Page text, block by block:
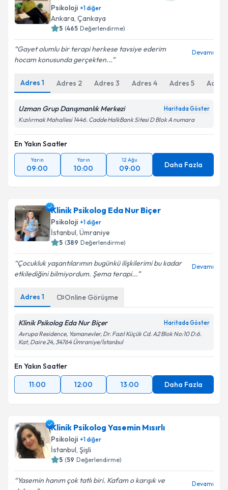
Kişisel verilerimin işlenmesine ilişkinAydınlatma
Metni'ni okudum ve kişisel verilerimin belirtilen
kapsamda işlenmesini kabul ediyorum.
Takvim Talebini Gönder
Psikoloji +1diğer
Ankara, Çankaya
5 (465 Değerlendirme)
Gayet olumlu bir terapi herkese tavsiye ederim
hocam konusunda gerçekten...
Devamı
Adres 1 Adres 2 Adres 3 Adres 4 Adres 5 Adres
Uzman Grup Danışmanlık Merkezi Haritada Göster
Kızılırmak Mahallesi 1446. Cadde HalkBank Sitesi D Blok A numara
En Yakın Saatler
Yarın
09:00
Yarın
10:00
12 Ağu
09:00 Daha Fazla
Klinik Psikolog Eda Nur Biçer
Psikoloji +1diğer
İstanbul, Ümraniye
5 (389 Değerlendirme)
Çocukluk yaşantılarımın bugünkü ilişkilerimi bu kadar
etkilediğini bilmiyordum. Şema terapi...
Devamı
Adres 1 Online Görüşme
Klinik Psikolog Eda Nur Biçer Haritada Göster
Avrupa Residence, Yamanevler, Dr. Fazıl Küçük Cd. A2 Blok No:10 D:6.
Kat, Daire 24, 34764 Ümraniye/İstanbul
En Yakın Saatler
11:00
12:00 13:00 Daha Fazla
Klinik Psikolog Yasemin Mısırlı
Psikoloji +1diğer
İstanbul, Şişli
5 (59 Değerlendirme)
Yasemin hanım çok tatlı biri. Kafam o karışık ve
Devamı